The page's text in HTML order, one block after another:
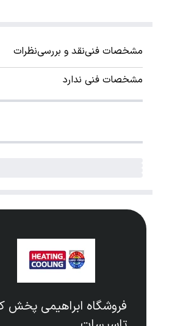
مشخصات فنینقد و بررسینظرات
مشخصات فنی ندارد
فروشگاه ابراهیمی پخش